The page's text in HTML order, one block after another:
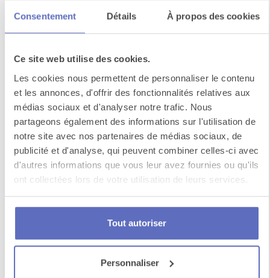
Consentement Détails À propos des cookies
Ce site web utilise des cookies.
Les cookies nous permettent de personnaliser le contenu
et les annonces, d'offrir des fonctionnalités relatives aux
médias sociaux et d'analyser notre trafic. Nous
partageons également des informations sur l'utilisation de
notre site avec nos partenaires de médias sociaux, de
publicité et d'analyse, qui peuvent combiner celles-ci avec
d'autres informations que vous leur avez fournies ou qu'ils
ont collectées lors de votre utilisation de leurs services.
Tout autoriser
Personnaliser
Excursion sur un catamaran privé
Hissez les voiles, cap sur le littoral méditerranéen
! Une excursion à bord d’un catamaran privé s...